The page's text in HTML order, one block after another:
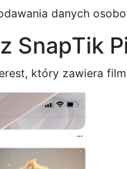
danych
SnapTik
który zawiera